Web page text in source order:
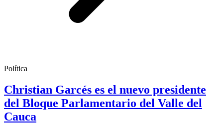
Política
Christian Garcés es el nuevo presidente
del Bloque Parlamentario del Valle del
Cauca